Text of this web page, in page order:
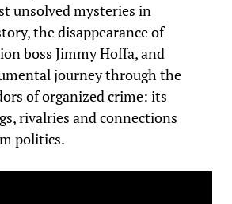
unsolved mysteries in
the disappearance of
boss Jimmy Hoffa, and
journey through the
of organized crime: its
rivalries and connections
politics.